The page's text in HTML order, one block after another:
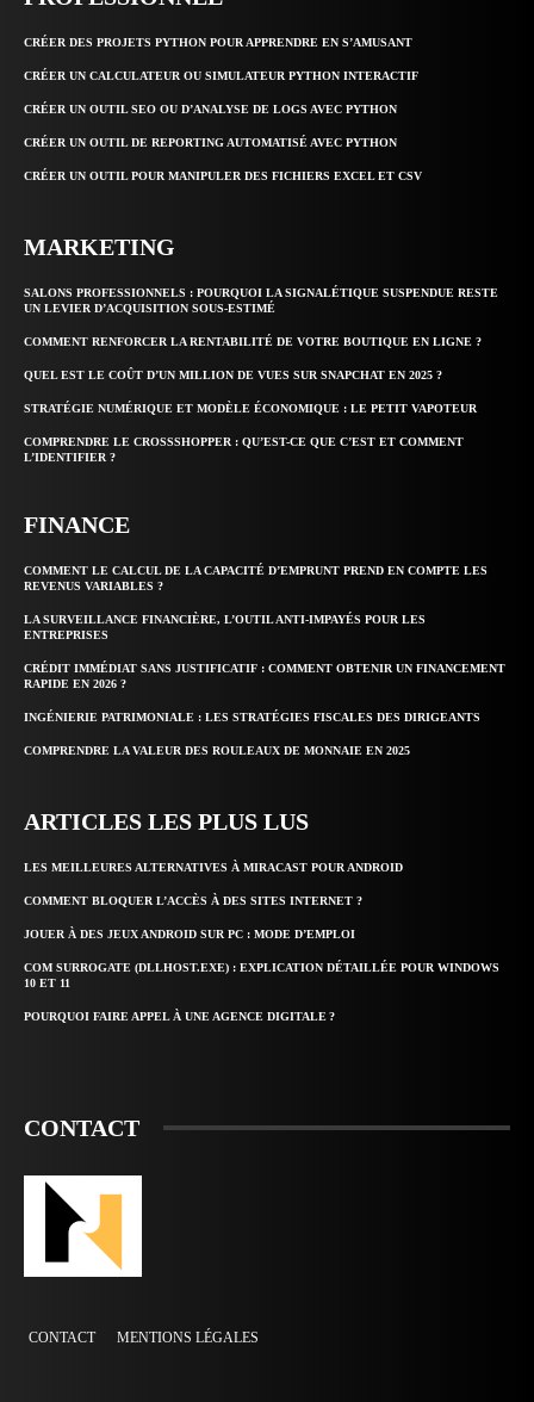
CRÉER DES PROJETS PYTHON POUR APPRENDRE EN S’AMUSANT
CRÉER UN CALCULATEUR OU SIMULATEUR PYTHON INTERACTIF
CRÉER UN OUTIL SEO OU D’ANALYSE DE LOGS AVEC PYTHON
CRÉER UN OUTIL DE REPORTING AUTOMATISÉ AVEC PYTHON
CRÉER UN OUTIL POUR MANIPULER DES FICHIERS EXCEL ET CSV
MARKETING
SALONS PROFESSIONNELS : POURQUOI LA SIGNALÉTIQUE SUSPENDUE RESTE
UN LEVIER D’ACQUISITION SOUS-ESTIMÉ
COMMENT RENFORCER LA RENTABILITÉ DE VOTRE BOUTIQUE EN LIGNE ?
QUEL EST LE COÛT D’UN MILLION DE VUES SUR SNAPCHAT EN 2025 ?
STRATÉGIE NUMÉRIQUE ET MODÈLE ÉCONOMIQUE : LE PETIT VAPOTEUR
COMPRENDRE LE CROSSSHOPPER : QU’EST-CE QUE C’EST ET COMMENT
L’IDENTIFIER ?
FINANCE
COMMENT LE CALCUL DE LA CAPACITÉ D’EMPRUNT PREND EN COMPTE LES
REVENUS VARIABLES ?
LA SURVEILLANCE FINANCIÈRE, L’OUTIL ANTI-IMPAYÉS POUR LES
ENTREPRISES
CRÉDIT IMMÉDIAT SANS JUSTIFICATIF : COMMENT OBTENIR UN FINANCEMENT
RAPIDE EN 2026 ?
INGÉNIERIE PATRIMONIALE : LES STRATÉGIES FISCALES DES DIRIGEANTS
COMPRENDRE LA VALEUR DES ROULEAUX DE MONNAIE EN 2025
ARTICLES LES PLUS LUS
LES MEILLEURES ALTERNATIVES À MIRACAST POUR ANDROID
COMMENT BLOQUER L’ACCÈS À DES SITES INTERNET ?
JOUER À DES JEUX ANDROID SUR PC : MODE D’EMPLOI
COM SURROGATE (DLLHOST.EXE) : EXPLICATION DÉTAILLÉE POUR WINDOWS
10 ET 11
POURQUOI FAIRE APPEL À UNE AGENCE DIGITALE ?
CONTACT
CONTACT MENTIONS LÉGALES